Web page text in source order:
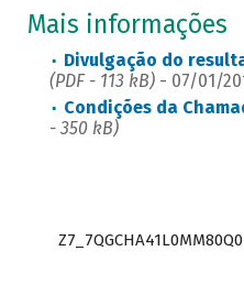
Mais informações
Divulgação do
(PDF - 113 kB)- 07/01/
Condições da
- 350 kB)